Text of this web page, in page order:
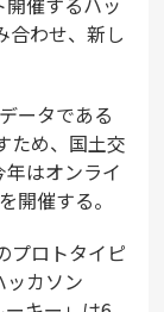
合わせ、新し
ータである
ため、国土交
はオンライ
開催する。
プロトタイピ
ッカソン